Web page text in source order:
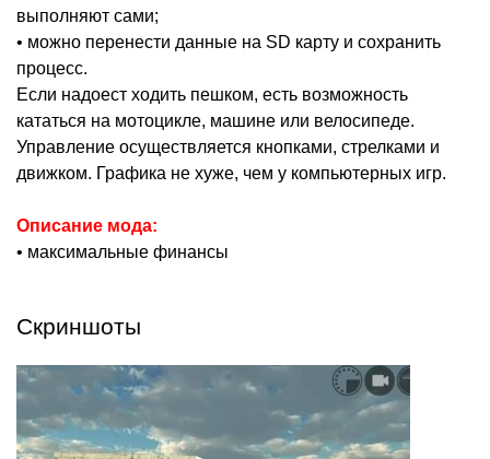
выполняют сами;
• можно перенести данные на SD карту и сохранить
процесс.
Если надоест ходить пешком, есть возможность
кататься на мотоцикле, машине или велосипеде.
Управление осуществляется кнопками, стрелками и
движком. Графика не хуже, чем у компьютерных игр.
Описание мода:
• максимальные финансы
Скриншоты